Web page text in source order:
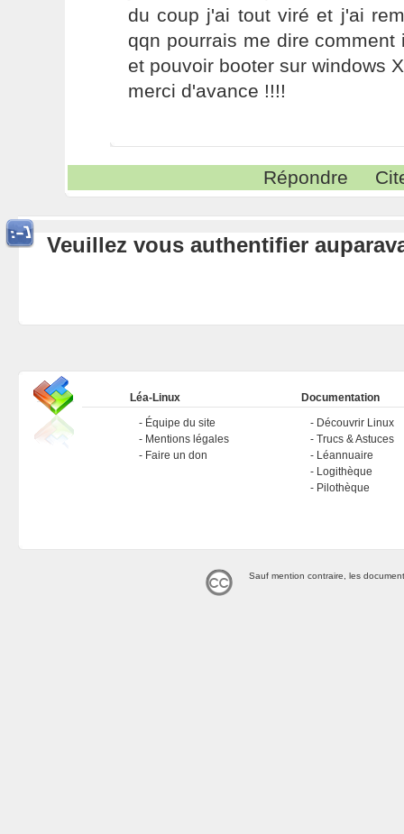
du coup j'ai tout viré et j'ai
qqn pourrais me dire
et pouvoir booter sur windows
merci d'avance !!!!
Répondre
Veuillez vous authentifier
Léa-Linux
Équipe du site
Mentions légales
Faire un don
Documentation
Découvrir Linux
Trucs & Astuces
Léannuaire
Logithèque
Pilothèque
Sauf mention contraire, les